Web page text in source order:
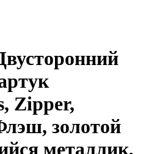
Zipper,
золотой
металлик,